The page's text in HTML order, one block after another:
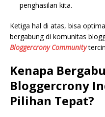
penghasilan kita.
Ketiga hal di atas, bisa
bergabung di komunitas
Bloggercrony Community
Kenapa
Bloggercrony
Pilihan Tepat?